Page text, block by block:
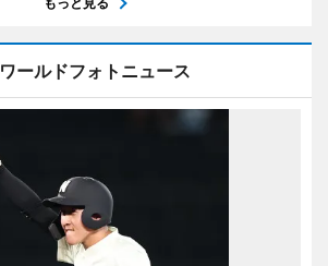
ワールドフォトニュース